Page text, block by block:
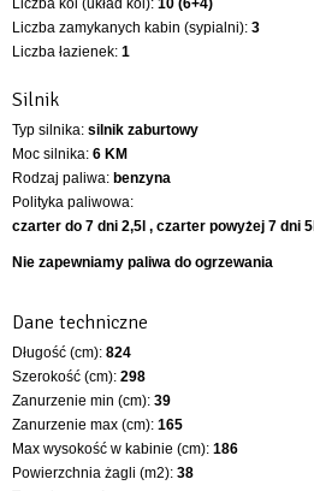
Liczba koi (układ koi): 10 (6+4)
Liczba zamykanych kabin (sypialni): 3
Liczba łazienek: 1
Silnik
Typ silnika: silnik zaburtowy
Moc silnika: 6 KM
Rodzaj paliwa: benzyna
Polityka paliwowa:
czarter do 7 dni 2,5l , czarter powyżej 7 dni
Nie zapewniamy paliwa do ogrzewania
Dane techniczne
Długość (cm): 824
Szerokość (cm): 298
Zanurzenie min (cm): 39
Zanurzenie max (cm): 165
Max wysokość w kabinie (cm): 186
Powierzchnia żagli (m2): 38